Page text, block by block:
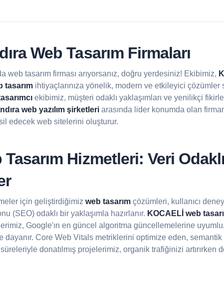
Web Tasarım Firmaları
web tasarım firması arıyorsanız, doğru yerdesiniz! Ekibimiz,
tasarımihtiyaçlarınıza yönelik, modern ve etkileyici çözümler
ekibimiz, müşteri odaklı yaklaşımları ve yenilikçi
web yazılım şirketleriarasında lider konumda olan
edecek web sitelerini oluşturur.
Hizmetleri: Veri Odaklı
için geliştirdiğimiz web tasarımçözümleri, kullanıcı
(SEO) odaklı bir yaklaşımla hazırlanır. KOCAELİ web
Google'ın en güncel algoritma güncellemelerine
dayanır. Core Web Vitals metriklerini optimize eden, semantik
süreleriyle donatılmış projelerimiz, organik trafiğinizi artırırken